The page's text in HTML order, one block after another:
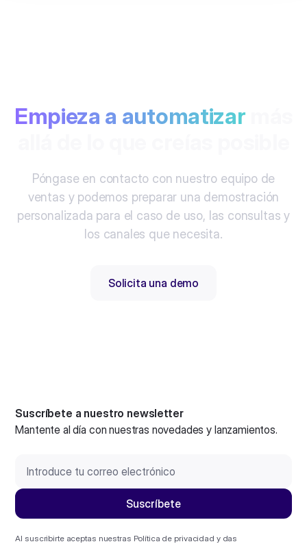
Empieza a automatizar
Póngase en contacto con nuestro equipo de
ventas y podemos preparar una demostración
personalizada para el caso de uso, las consultas y
los canales que necesita.
Solicita una demo
Suscríbete a nuestro newsletter
Mantente al día con nuestras novedades y lanzamientos.
Al suscribirte aceptas nuestras Política de privacidad y das